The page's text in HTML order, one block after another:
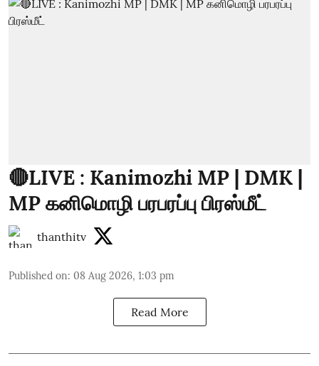
🔴LIVE : Kanimozhi MP | DMK |
MP கனிமொழி பரபரப்பு பிரஸ்மீட்
thanthitv
Published on: 08 Aug 2026, 1:03 pm
Read More